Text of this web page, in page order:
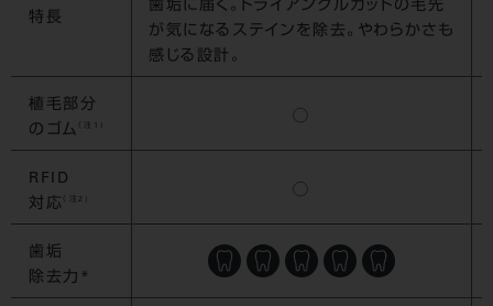
特長
歯垢に届く。トライアングルカットの毛先
が気になるステインを除去。やわらかさも
感じる設計。
植毛部分
のゴム
RFID
対応
（注2)
歯垢
除去力*